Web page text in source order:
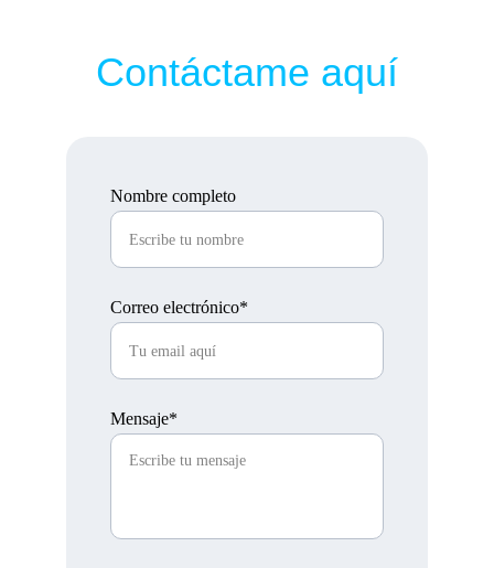
Contáctame aquí
Nombre completo
Correo electrónico*
Mensaje*